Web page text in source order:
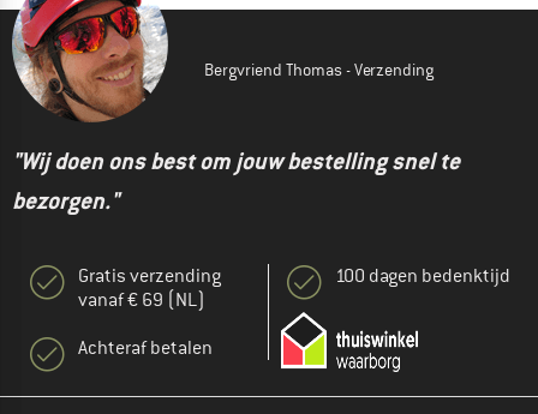
Bergvriend Thomas - Verzending
"Wij doen ons best om jouw bestelling snel te
bezorgen."
Gratis verzending
vanaf € 69 (NL)
Achteraf betalen
100 dagen bedenktijd